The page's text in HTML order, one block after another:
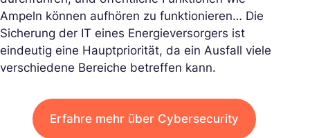
Ampeln können aufhören zu funktionieren… Die
Sicherung der IT eines Energieversorgers ist
eindeutig eine Hauptpriorität, da ein Ausfall viele
verschiedene Bereiche betreffen kann.
Erfahre mehr über Cybersecurity